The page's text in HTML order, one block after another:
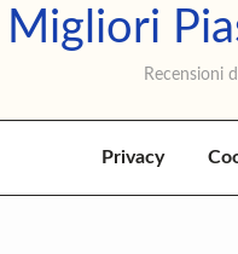
Skip
Skip
Skip
Migliori
Recensioni
Privacy